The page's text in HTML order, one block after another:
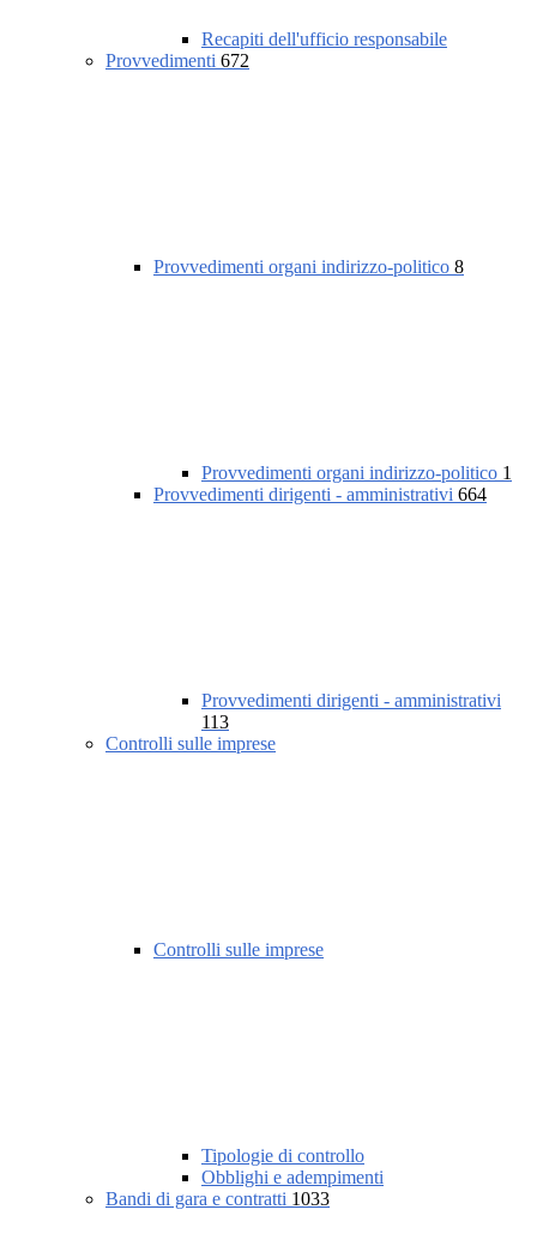
Recapiti dell'ufficio responsabile
Provvedimenti 672
Provvedimenti organi indirizzo-politico 8
Provvedimenti organi indirizzo-politico 1
Provvedimenti dirigenti - amministrativi 664
Provvedimenti dirigenti - amministrativi
113
Controlli sulle imprese
Controlli sulle imprese
Tipologie di controllo
Obblighi e adempimenti
Bandi di gara e contratti 1033